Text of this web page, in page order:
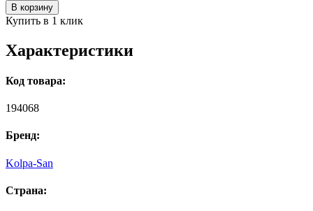
В корзину
Купить в 1 клик
Характеристики
Код товара:
194068
Бренд:
Kolpa-San
Страна: